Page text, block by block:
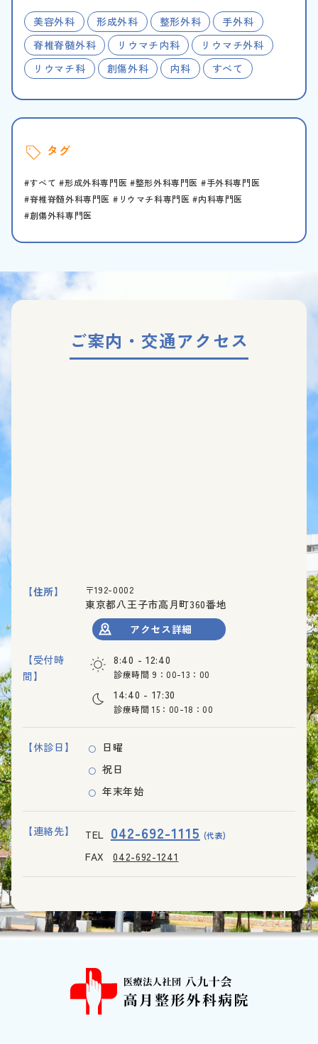
美容外科 形成外科 整形外科
手外科
脊椎脊髄外科
リウマチ内科
リウマチ外科
リウマチ科
創傷外科 内科 すべて
タグ
すべて 形成外科専門医 整形外科専門医
手外科専門医
脊椎脊髄外科専門医
リウマチ科専門医
内科専門医
創傷外科専門医
ご案内・交通アクセス
【住所】 〒192-0002
東京都八王子市高月町360番地
アクセス詳細
【受付時
間】
8:40 - 12:40
診療時間 9：00-13：00
14:40 - 17:30
診療時間 15：00-18：00
【休診日】
日曜
祝日
年末年始
【連絡先】 TEL 042-692-1115 (代表)
FAX 042-692-1241